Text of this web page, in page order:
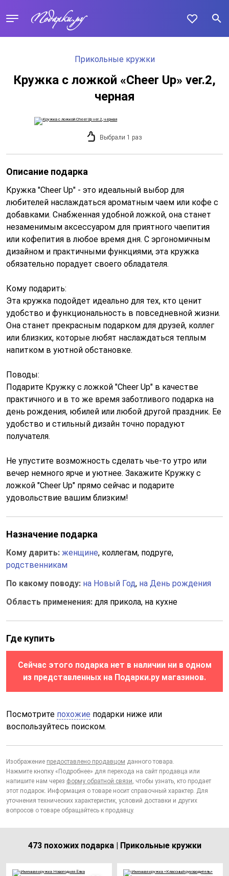
Прикольные кружки
Кружка с ложкой «Cheer Up» ver.2,
черная
Выбрали 1 раз
Описание подарка
Кружка "Cheer Up" - это идеальный выбор для
любителей наслаждаться ароматным чаем или кофе с
добавками. Снабженная удобной ложкой, она станет
незаменимым аксессуаром для приятного чаепития
или кофепития в любое время дня. С эргономичным
дизайном и практичными функциями, эта кружка
обязательно порадует своего обладателя.
Кому подарить:
Эта кружка подойдет идеально для тех, кто ценит
удобство и функциональность в повседневной жизни.
Она станет прекрасным подарком для друзей, коллег
или близких, которые любят наслаждаться теплым
напитком в уютной обстановке.
Поводы:
Подарите Кружку с ложкой "Cheer Up" в качестве
практичного и в то же время заботливого подарка на
день рождения, юбилей или любой другой праздник. Ее
удобство и стильный дизайн точно порадуют
получателя.
Не упустите возможность сделать чье-то утро или
вечер немного ярче и уютнее. Закажите Кружку с
ложкой "Cheer Up" прямо сейчас и подарите
удовольствие вашим близким!
Назначение подарка
Кому дарить: женщине, коллегам, подруге,
родственникам
По какому поводу: на Новый Год, на День рождения
Область применения: для прикола, на кухне
Где купить
Сейчас этого подарка нет в наличии ни в одном
из представленных на Подарки.ру магазинов.
Посмотрите похожие подарки ниже или
воспользуйтесь поиском.
Изображение предоставлено продавцом данного товара.
Нажмите кнопку «Подробнее» для перехода на сайт продавца или
напишите нам через форму обратной связи, чтобы узнать, кто продает
этот подарок. Информация о товаре носит справочный характер. Для
уточнения технических характеристик, условий доставки и других
вопросов о товаре обращайтесь к продавцу.
473 похожих подарка | Прикольные кружки